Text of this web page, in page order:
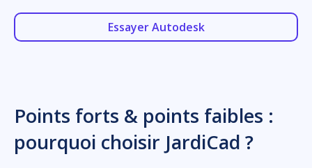
Essayer Autodesk
Points forts & points faibles :
pourquoi choisir JardiCad ?